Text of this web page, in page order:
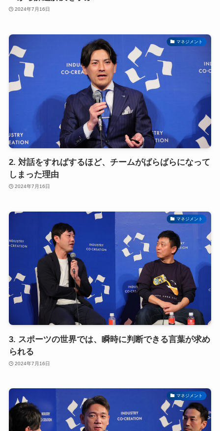
2024年7月16日
マネジメント
2. 対話をすればするほど、チームがばらばらになって
しまった理由
2024年7月16日
マネジメント
3. スポーツの世界では、瞬時に判断できる言葉が求め
られる
2024年7月16日
マネジメント